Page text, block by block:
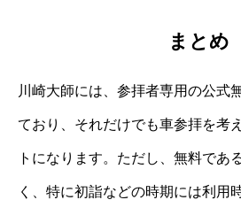
まとめ
川崎大師には、参拝者専用の公式
ており、それだけでも車参拝を考
トになります。ただし、無料であ
く、特に初詣などの時期には利用